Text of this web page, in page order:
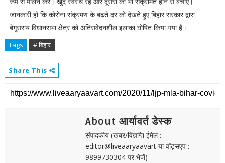
जानकारी हो कि कोरोना संक्रमण के बढ़ते दर को देखते हुए बिहार सरकार द्वारा
बेगूसराय विधानसभा क्षेत्र को अतिसंवेदनशील इलाका घोषित किया गया है।
Tags # बिहार
Share This
About आर्यावर्त डेस्क
संपादकीय (खबर/विज्ञप्ति ईमेल :
editor@liveaaryaavart या वॉट्सएप :
9899730304 पर भेजें)